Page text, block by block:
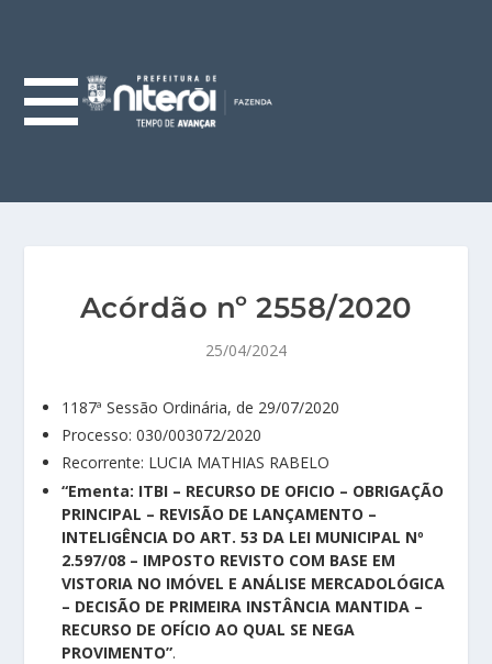
Acórdão nº 2558/2020
25/04/2024
1187ª Sessão Ordinária, de 29/07/2020
Processo: 030/003072/2020
Recorrente: LUCIA MATHIAS RABELO
“Ementa: ITBI – RECURSO DE OFICIO – OBRIGAÇÃO
PRINCIPAL – REVISÃO DE LANÇAMENTO –
INTELIGÊNCIA DO ART. 53 DA LEI MUNICIPAL Nº
2.597/08 – IMPOSTO REVISTO COM BASE EM
VISTORIA NO IMÓVEL E ANÁLISE MERCADOLÓGICA
– DECISÃO DE PRIMEIRA INSTÂNCIA MANTIDA –
RECURSO DE OFÍCIO AO QUAL SE NEGA
PROVIMENTO”.